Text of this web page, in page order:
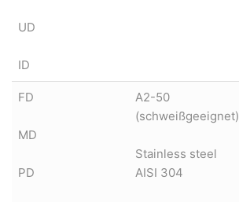
UD
ID
FD
MD
PD
A2-50
(schweißgeeignet)
Stainless steel
AISI 304